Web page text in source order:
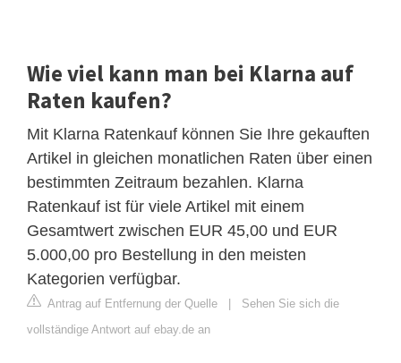
Wie viel kann man bei Klarna auf
Raten kaufen?
Mit Klarna Ratenkauf können Sie Ihre gekauften
Artikel in gleichen monatlichen Raten über einen
bestimmten Zeitraum bezahlen. Klarna
Ratenkauf ist für viele Artikel mit einem
Gesamtwert zwischen EUR 45,00 und EUR
5.000,00 pro Bestellung in den meisten
Kategorien verfügbar.
Antrag auf Entfernung der Quelle
Sehen Sie sich die
vollständige Antwort auf ebay.de an